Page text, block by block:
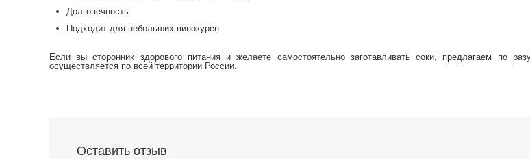
Долговечность
Подходит для небольших винокурен
Если вы сторонник здорового питания и желаете самостоятельно заготавливать соки, предлагаем по
осуществляется по всей территории России.
Оставить отзыв